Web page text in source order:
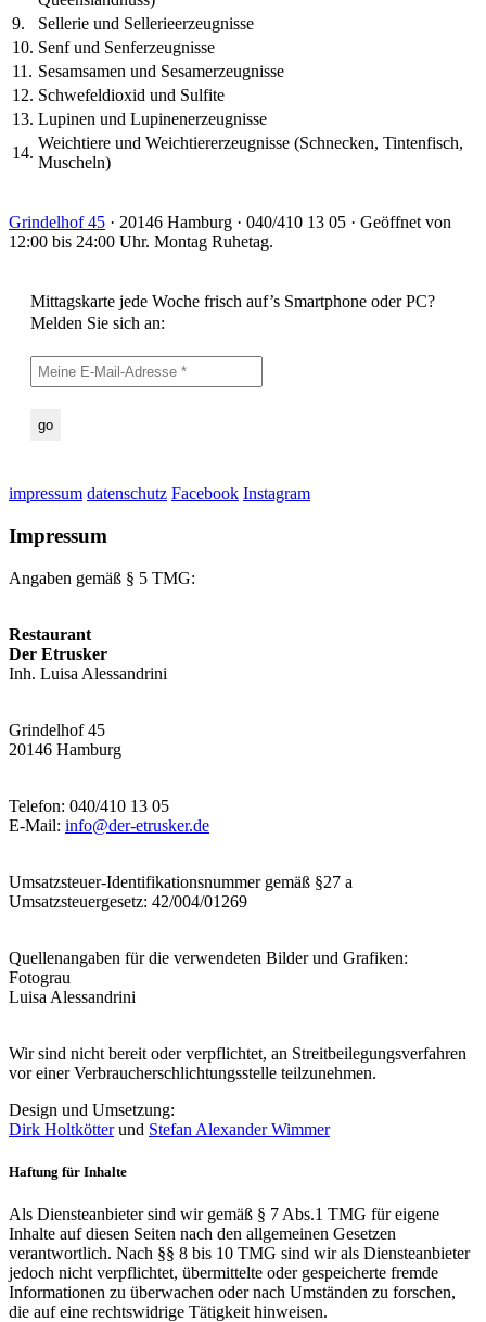
9.
Sellerie und Sellerieerzeugnisse
10. Senf und Senferzeugnisse
11. Sesamsamen und Sesamerzeugnisse
12. Schwefeldioxid und Sulfite
13. Lupinen und Lupinenerzeugnisse
14.
Weichtiere und Weichtiererzeugnisse (Schnecken, Tintenfisch,
Muscheln)
Grindelhof 45 · 20146 Hamburg · 040/410 13 05 · Geöffnet von
12:00 bis 24:00 Uhr. Montag Ruhetag.
Mittagskarte jede Woche frisch auf’s Smartphone oder PC?
Melden Sie sich an:
impressum datenschutz Facebook Instagram
Impressum
Angaben gemäß § 5 TMG:
Restaurant
Der Etrusker
Inh. Luisa Alessandrini
Grindelhof 45
20146 Hamburg
Telefon: 040/410 13 05
E-Mail: info@der-etrusker.de
Umsatzsteuer-Identifikationsnummer gemäß §27 a
Umsatzsteuergesetz: 42/004/01269
Quellenangaben für die verwendeten Bilder und Grafiken:
Fotograu
Luisa Alessandrini
Wir sind nicht bereit oder verpflichtet, an Streitbeilegungsverfahren
vor einer Verbraucherschlichtungsstelle teilzunehmen.
Design und Umsetzung:
Dirk Holtkötterund Stefan Alexander Wimmer
Haftung für Inhalte
Als Diensteanbieter sind wir gemäß § 7 Abs.1 TMG für eigene
Inhalte auf diesen Seiten nach den allgemeinen Gesetzen
verantwortlich. Nach §§ 8 bis 10 TMG sind wir als Diensteanbieter
jedoch nicht verpflichtet, übermittelte oder gespeicherte fremde
Informationen zu überwachen oder nach Umständen zu forschen,
die auf eine rechtswidrige Tätigkeit hinweisen.